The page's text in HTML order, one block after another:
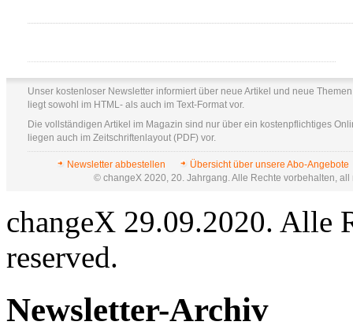
Unser kostenloser Newsletter informiert über neue Artikel und neue
liegt sowohl im HTML- als auch im Text-Format vor.
Die vollständigen Artikel im Magazin sind nur über ein kostenpflichtiges
liegen auch im Zeitschriftenlayout (PDF) vor.
Newsletter abbestellen
Übersicht über unsere Abo-Angebote
© changeX 2020, 20. Jahrgang. Alle Rechte vorbehalten, all
changeX 29.09.2020. Alle
reserved.
Newsletter-Archiv